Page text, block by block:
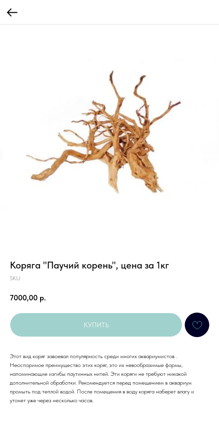
Коряга "Паучий корень", цена за 1кг
SKU:
7000,00 р.
КУПИТЬ
Этот вид коряг завоевал популярность среди многих аквариумистов .
Неоспоримое преимущество этих коряг, это их невообразимые формы,
напоминающие изгибы паутинных нитей. Эти коряги не требуют никакой
дополнительной обработки. Рекомендуется перед помещением в аквариум
промыть под теплой водой. После помещения в воду коряга наберет влагу и
утонет уже через несколько часов.